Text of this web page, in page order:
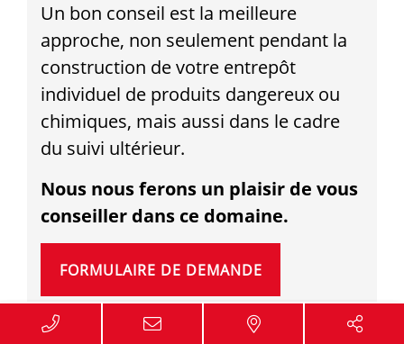
40589 Düsseldorf
BACO Logistic GmbH & Co.KG
40599 Düsseldorf
L.W. Cretschmar GmbH & Co. KG
40599 Düsseldorf
L.W. Cretschmar GmbH & Co. KG
40599 Düsseldorf
KEIMELMAYR Speditions- und
Transport GmbH
4060 Leonding
Performans Logistik GmbH
Un bon conseil est la meilleure
approche, non seulement pendant la
construction de votre entrepôt
individuel de produits dangereux ou
chimiques, mais aussi dans le cadre
du suivi ultérieur.
Nous nous ferons un plaisir de vous
conseiller dans ce domaine.
FORMULAIRE DE DEMANDE